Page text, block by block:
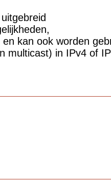
kan ook worden
multicast) in IPv4 of